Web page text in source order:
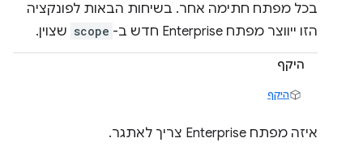
בכל מפתח חתימה אחר. בשיחות הבאות לפונקציה
הזו ייווצר מפתח Enterprise חדש ב-
scope שצוין.
היקף
היקף
איזה מפתח Enterprise צריך לאתגר.